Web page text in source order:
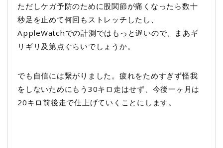
ただしケガ予防のために股関節が痛くなったら数十
秒足を止めて何回もストレッチしたし、
AppleWatchでの計測ではもっと遅いので、まあギ
リギリ及第点ぐらいでしょうか。
でも自信には繋がりました。疲れをためすぎず怪我
をしないためにもう30キロ走はせず、今後一ヶ月は
20キロ前後走で仕上げていくことにします。